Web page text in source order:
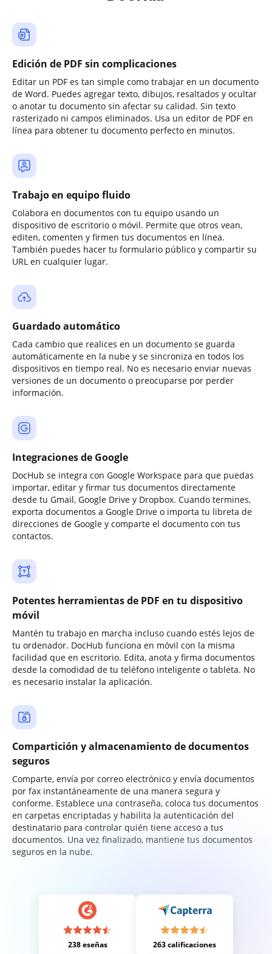
Edición de PDF sin complicaciones
Editar un PDF es tan simple como trabajar en un documento
de Word. Puedes agregar texto, dibujos, resaltados y ocultar
o anotar tu documento sin afectar su calidad. Sin texto
rasterizado ni campos eliminados. Usa un editor de PDF en
línea para obtener tu documento perfecto en minutos.
Trabajo en equipo fluido
Colabora en documentos con tu equipo usando un
dispositivo de escritorio o móvil. Permite que otros vean,
editen, comenten y firmen tus documentos en línea.
También puedes hacer tu formulario público y compartir su
URL en cualquier lugar.
Guardado automático
Cada cambio que realices en un documento se guarda
automáticamente en la nube y se sincroniza en todos los
dispositivos en tiempo real. No es necesario enviar nuevas
versiones de un documento o preocuparse por perder
información.
Integraciones de Google
DocHub se integra con Google Workspace para que puedas
importar, editar y firmar tus documentos directamente
desde tu Gmail, Google Drive y Dropbox. Cuando termines,
exporta documentos a Google Drive o importa tu libreta de
direcciones de Google y comparte el documento con tus
contactos.
Potentes herramientas de PDF en tu dispositivo
móvil
Mantén tu trabajo en marcha incluso cuando estés lejos de
tu ordenador. DocHub funciona en móvil con la misma
facilidad que en escritorio. Edita, anota y firma documentos
desde la comodidad de tu teléfono inteligente o tableta. No
es necesario instalar la aplicación.
Compartición y almacenamiento de documentos
seguros
Comparte, envía por correo electrónico y envía documentos
por fax instantáneamente de una manera segura y
conforme. Establece una contraseña, coloca tus documentos
en carpetas encriptadas y habilita la autenticación del
destinatario para controlar quién tiene acceso a tus
documentos. Una vez finalizado, mantiene tus documentos
seguros en la nube.
238 eseñas 263 calificaciones